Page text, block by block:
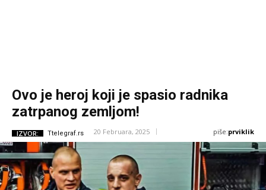
Ovo je heroj koji je spasio radnika
zatrpanog zemljom!
IZVOR: Ttelegraf.rs 20 Februara, 2025 piše:prviklik